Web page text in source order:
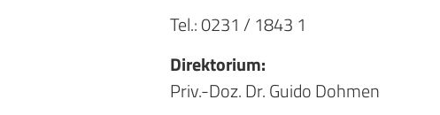
Tel.: 0231 / 1843 1
Direktorium:
Priv.-Doz. Dr. Guido Dohmen